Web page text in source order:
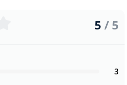
5 / 5
3